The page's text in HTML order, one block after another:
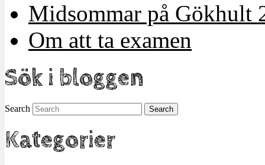
Midsommar på Gökhult
Om att ta examen
Sök i bloggen
Search
Kategorier